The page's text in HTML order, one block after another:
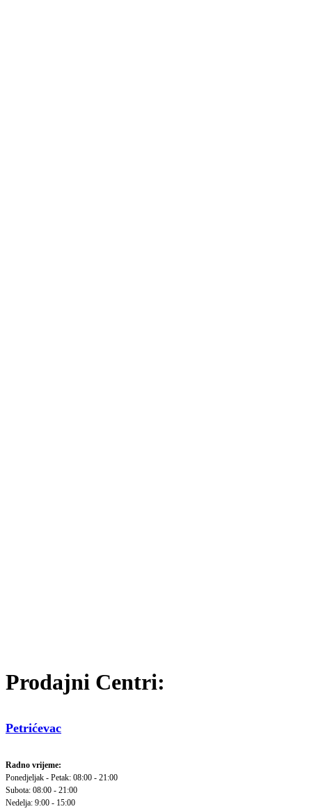
Prodajni Centri:
Petrićevac
Radno vrijeme:
Ponedjeljak - Petak: 08:00 - 21:00
Subota: 08:00 - 21:00
Nedelja: 9:00 - 15:00